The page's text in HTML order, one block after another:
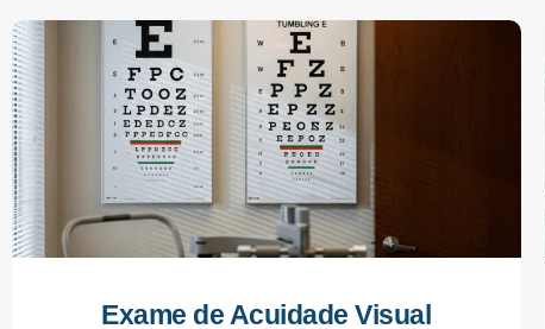
Exame de Acuidade Visual